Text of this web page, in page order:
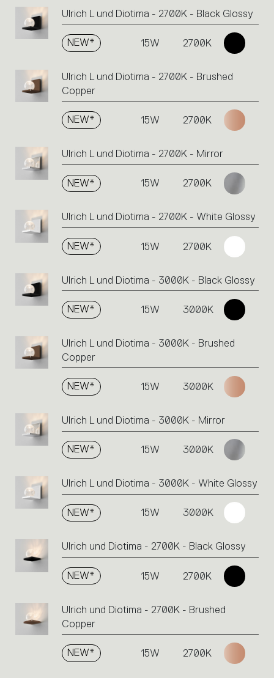
Ulrich L und Diotima - 2700K - Black Glossy
NEW* 15W 2700K
Ulrich L und Diotima - 2700K - Brushed
Copper
NEW* 15W 2700K
Ulrich L und Diotima - 2700K - Mirror
NEW* 15W 2700K
Ulrich L und Diotima - 2700K - White Glossy
NEW* 15W 2700K
Ulrich L und Diotima - 3000K - Black Glossy
NEW* 15W 3000K
Ulrich L und Diotima - 3000K - Brushed
Copper
NEW* 15W 3000K
Ulrich L und Diotima - 3000K - Mirror
NEW* 15W 3000K
Ulrich L und Diotima - 3000K - White Glossy
NEW* 15W 3000K
Ulrich und Diotima - 2700K - Black Glossy
NEW* 15W 2700K
Ulrich und Diotima - 2700K - Brushed
Copper
NEW* 15W 2700K